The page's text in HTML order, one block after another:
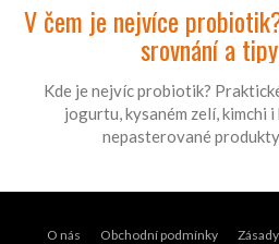
V čem je nejvíce
srovnání a
Kde je nejvíc probiotik?
jogurtu, kysaném zelí, kimchi i
nepasterované
O nás Obchodní podmínky